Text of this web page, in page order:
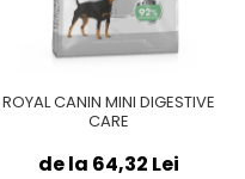
ROYAL CANIN MINI DIGESTIVE
CARE
de la 64,32 Lei